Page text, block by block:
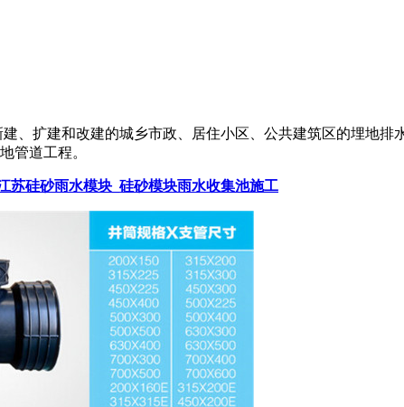
扩建和改建的城乡市政、居住小区、公共建筑区的埋地排
管道工程。
苏硅砂雨水模块_硅砂模块雨水收集池施工